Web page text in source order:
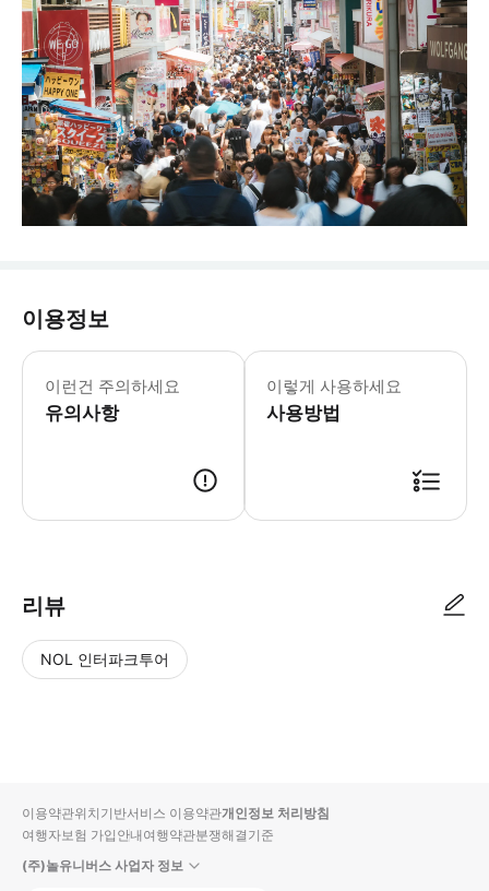
이용정보
이런건 주의하세요
유의사항
* 12월 27일 - 01월 08일 및 일본 공휴
▶5-8명 단체 - 이용요건 * 공지: 영
▶1-4인 그룹 - 이용요건 * 공지: 영유
이렇게 사용하세요
사용방법
리뷰
NOL 인터파크투어
입니
다.
순
상
이용약관위치기반서비스 이용약관개인정보 처리방침
여행자보험 가입안내여행약관분쟁해결기준
(주)놀유니버스 사업자 정보